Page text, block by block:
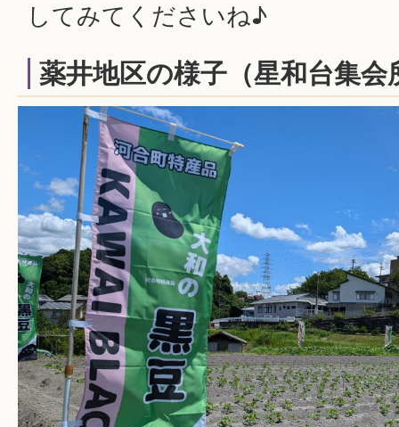
してみてくださいね♪
薬井地区の様子（星和台集会